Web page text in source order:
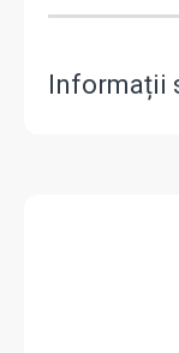
Informații